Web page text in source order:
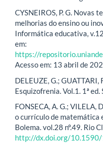
CYSNEIROS, P. G. Novas
melhorias do ensino ou
Informática educativa,
em:
https://
Acesso em: 13 abril de
DELEUZE, G.;
Esquizofrenia. Vol.1. 1ª
FONSECA, A. G.; VILELA,
o currículo de matemática
Bolema. vol.28 nº.49. Rio
http://dx.doi.org/